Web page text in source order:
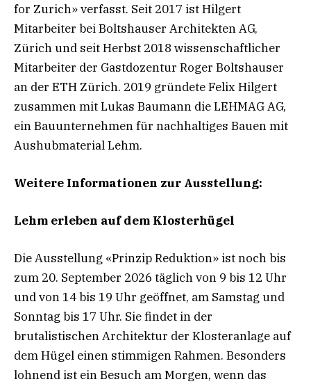
for Zurich» verfasst. Seit 2017 ist Hilgert
Mitarbeiter bei Boltshauser Architekten AG,
Zürich und seit Herbst 2018 wissenschaftlicher
Mitarbeiter der Gastdozentur Roger Boltshauser
an der ETH Zürich. 2019 gründete Felix Hilgert
zusammen mit Lukas Baumann die LEHMAG AG,
ein Bauunternehmen für nachhaltiges Bauen mit
Aushubmaterial Lehm.
Weitere Informationen zur Ausstellung:
Lehm erleben auf dem Klosterhügel
Die Ausstellung «Prinzip Reduktion» ist noch bis
zum 20. September 2026 täglich von 9 bis 12 Uhr
und von 14 bis 19 Uhr geöffnet, am Samstag und
Sonntag bis 17 Uhr. Sie findet in der
brutalistischen Architektur der Klosteranlage auf
dem Hügel einen stimmigen Rahmen. Besonders
lohnend ist ein Besuch am Morgen, wenn das